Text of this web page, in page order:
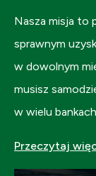
Nasza misja to
sprawnym
w dowolnym
musisz
w wielu
Przeczytaj